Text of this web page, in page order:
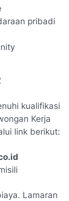
pribadi
kualifikasi
Kerja
link berikut:
Lamaran